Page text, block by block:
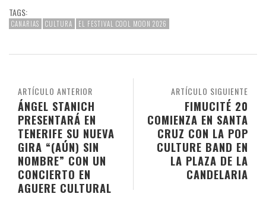
TAGS:
CANARIAS CULTURA EL FESTIVAL COOL MOON 2026
ARTÍCULO SIGUIENTE
FIMUCITÉ 20
COMIENZA EN SANTA
CRUZ CON LA POP
CULTURE BAND EN
LA PLAZA DE LA
CANDELARIA
ARTÍCULO ANTERIOR
ÁNGEL STANICH
PRESENTARÁ EN
TENERIFE SU NUEVA
GIRA “(AÚN) SIN
NOMBRE” CON UN
CONCIERTO EN
AGUERE CULTURAL